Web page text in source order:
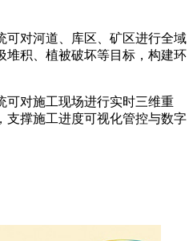
可对河道、库区、矿区进行全域
堆积、植被破坏等目标，构建环
可对施工现场进行实时三维重
支撑施工进度可视化管控与数字